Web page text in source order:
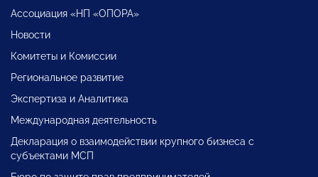
Ассоциация «НП «ОПОРА»
Новости
Комитеты и Комиссии
Региональное развитие
Экспертиза и Аналитика
Международная деятельность
Декларация о взаимодействии крупного бизнеса с
субъектами МСП